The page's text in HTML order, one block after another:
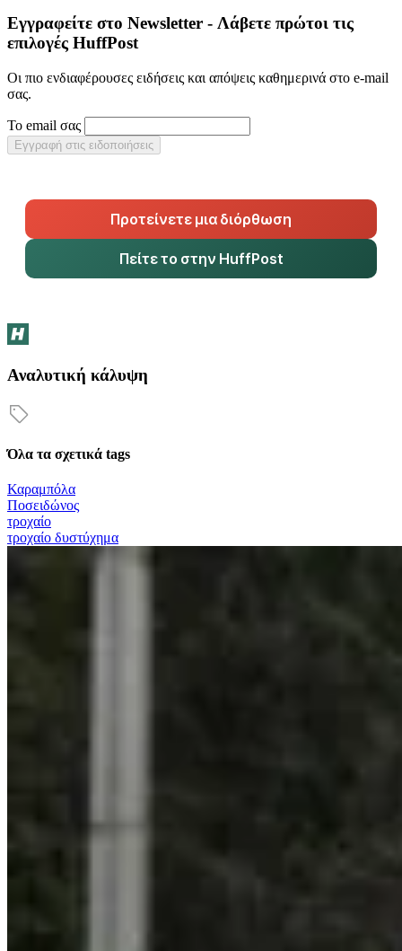
Εγγραφείτε στο Newsletter - Λάβετε πρώτοι τις
επιλογές HuffPost
Οι πιο ενδιαφέρουσες ειδήσεις και απόψεις καθημερινά στο e-mail
σας.
Το email σας
Εγγραφή στις ειδοποιήσεις
Προτείνετε μια διόρθωση
Πείτε το στην HuffPost
Αναλυτική κάλυψη
Όλα τα σχετικά tags
Καραμπόλα
Ποσειδώνος
τροχαίο
τροχαίο δυστύχημα